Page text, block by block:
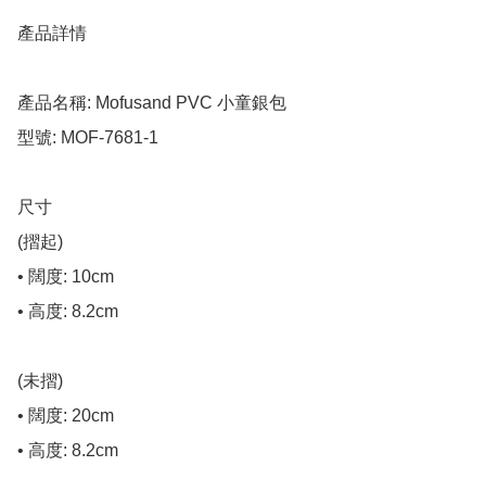
產品詳情
產品名稱: Mofusand PVC 小童銀包
型號: MOF-7681-1
尺寸
(摺起)
• 闊度: 10cm
• 高度: 8.2cm
(未摺)
• 闊度: 20cm
• 高度: 8.2cm